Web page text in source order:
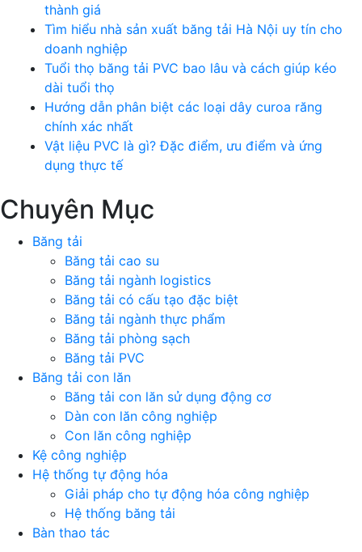
thành giá
Tìm hiểu nhà sản xuất băng tải Hà Nội uy tín cho
doanh nghiệp
Tuổi thọ băng tải PVC bao lâu và cách giúp kéo
dài tuổi thọ
Hướng dẫn phân biệt các loại dây curoa răng
chính xác nhất
Vật liệu PVC là gì? Đặc điểm, ưu điểm và ứng
dụng thực tế
Chuyên Mục
Băng tải
Băng tải cao su
Băng tải ngành logistics
Băng tải có cấu tạo đặc biệt
Băng tải ngành thực phẩm
Băng tải phòng sạch
Băng tải PVC
Băng tải con lăn
Băng tải con lăn sử dụng động cơ
Dàn con lăn công nghiệp
Con lăn công nghiệp
Kệ công nghiệp
Hệ thống tự động hóa
Giải pháp cho tự động hóa công nghiệp
Hệ thống băng tải
Bàn thao tác